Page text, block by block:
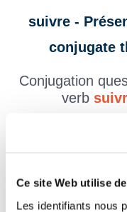
Ce site Web utilise
Les identifiants nous
suivre -
conjugate
Conjugation
verb
Create your exercises
nous